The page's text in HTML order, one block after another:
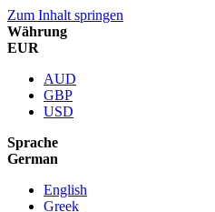
Zum Inhalt springen
Währung
EUR
AUD
GBP
USD
Sprache
German
English
Greek